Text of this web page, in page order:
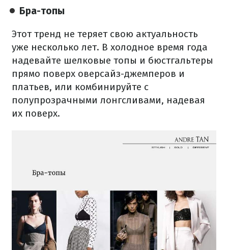
Бра-топы
Этот тренд не теряет свою актуальность
уже несколько лет. В холодное время года
надевайте шелковые топы и бюстгальтеры
прямо поверх оверсайз-джемперов и
платьев, или комбинируйте с
полупрозрачными лонгсливами, надевая
их поверх.